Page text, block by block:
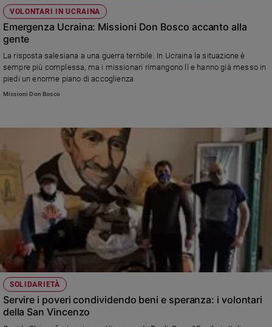
VOLONTARI IN UCRAINA
Emergenza Ucraina: Missioni Don Bosco accanto alla
gente
La risposta salesiana a una guerra terribile. In Ucraina la situazione è
sempre più complessa, ma i missionari rimangono lì e hanno già messo in
piedi un enorme piano di accoglienza
Missioni Don Bosco
SOLIDARIETÀ
Servire i poveri condividendo beni e speranza: i volontari
della San Vincenzo